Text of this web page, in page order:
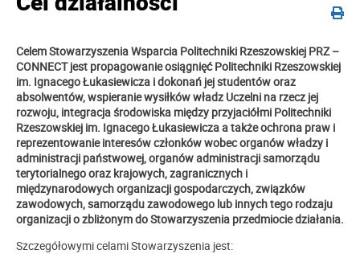
Celem Stowarzyszenia Wsparcia Politechniki Rzeszowskiej PRZ –
CONNECT jest propagowanie osiągnięć Politechniki Rzeszowskiej
im. Ignacego Łukasiewicza i dokonań jej studentów oraz
absolwentów, wspieranie wysiłków władz Uczelni na rzecz jej
rozwoju, integracja środowiska między przyjaciółmi Politechniki
Rzeszowskiej im. Ignacego Łukasiewicza a także ochrona praw i
reprezentowanie interesów członków wobec organów władzy i
administracji państwowej, organów administracji samorządu
terytorialnego oraz krajowych, zagranicznych i
międzynarodowych organizacji gospodarczych, związków
zawodowych, samorządu zawodowego lub innych tego rodzaju
organizacji o zbliżonym do Stowarzyszenia przedmiocie działania.
Szczegółowymi celami Stowarzyszenia jest: